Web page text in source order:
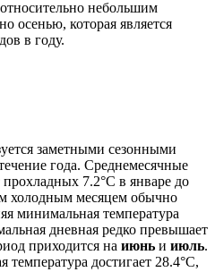
небольшим
осенью, которая является
в году.
заметными сезонными
года. Среднемесячные
7.2°C в январе до
холодным месяцем обычно
минимальная температура
дневная редко превышает
приходится на июнь и июль.
достигает 28.4°C,